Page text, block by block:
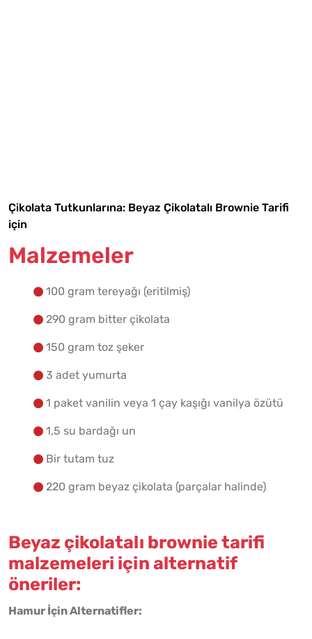
Yapılış Adımlarına Geç
Çikolata Tutkunlarına: Beyaz Çikolatalı Brownie Tarifi
için
Malzemeler
100 gram tereyağı (eritilmiş)
290 gram bitter çikolata
150 gram toz şeker
3 adet yumurta
1 paket vanilin veya 1 çay kaşığı vanilya özütü
1,5 su bardağı un
Bir tutam tuz
220 gram beyaz çikolata (parçalar halinde)
Beyaz çikolatalı brownie tarifi
malzemeleri için alternatif
öneriler:
Hamur İçin Alternatifler: